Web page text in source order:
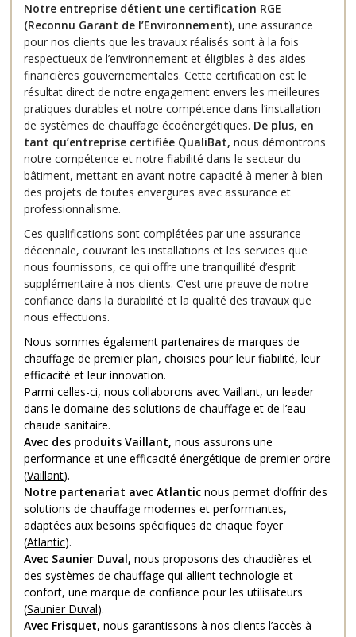
Notre entreprise détient une certification RGE
(Reconnu Garant de l’Environnement), une assurance
pour nos clients que les travaux réalisés sont à la fois
respectueux de l’environnement et éligibles à des aides
financières gouvernementales. Cette certification est le
résultat direct de notre engagement envers les meilleures
pratiques durables et notre compétence dans l’installation
de systèmes de chauffage écoénergétiques. De plus, en
tant qu’entreprise certifiée QualiBat, nous démontrons
notre compétence et notre fiabilité dans le secteur du
bâtiment, mettant en avant notre capacité à mener à bien
des projets de toutes envergures avec assurance et
professionnalisme.
Ces qualifications sont complétées par une assurance
décennale, couvrant les installations et les services que
nous fournissons, ce qui offre une tranquillité d’esprit
supplémentaire à nos clients. C’est une preuve de notre
confiance dans la durabilité et la qualité des travaux que
nous effectuons.
Nous sommes également partenaires de marques de
chauffage de premier plan, choisies pour leur fiabilité, leur
efficacité et leur innovation.
Parmi celles-ci, nous collaborons avec Vaillant, un leader
dans le domaine des solutions de chauffage et de l’eau
chaude sanitaire.
Avec des produits Vaillant, nous assurons une
performance et une efficacité énergétique de premier ordre
(Vaillant).
Notre partenariat avec Atlantic nous permet d’offrir des
solutions de chauffage modernes et performantes,
adaptées aux besoins spécifiques de chaque foyer
(Atlantic).
Avec Saunier Duval, nous proposons des chaudières et
des systèmes de chauffage qui allient technologie et
confort, une marque de confiance pour les utilisateurs
(Saunier Duval).
Avec Frisquet, nous garantissons à nos clients l’accès à